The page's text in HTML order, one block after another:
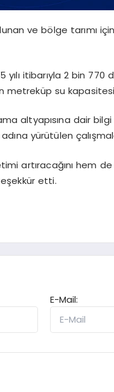
ve bölge tarımı
yılı itibarıyla 2 bin 770
metreküp su
altyapısına dair bilgi
yürütülen
artıracağını hem
etti.
E-Mail: